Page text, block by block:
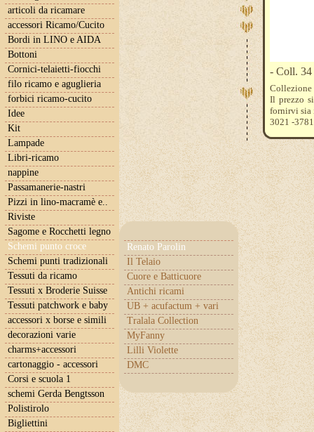
articoli da ricamare
accessori Ricamo/Cucito
Bordi in LINO e AIDA
Bottoni
Cornici-telaietti-fiocchi
filo ricamo e aguglieria
forbici ricamo-cucito
Idee
Kit
Lampade
Libri-ricamo
nappine
Passamanerie-nastri
Pizzi in lino-macramè e..
Riviste
Sagome e Rocchetti legno
Schemi punto croce
Renato Parolin
Il Telaio
Cuore e Batticuore
Antichi ricami
UB + acufactum + vari
Tralala Collection
MyFanny
Lilli Violette
DMC
Schemi punti tradizionali
Tessuti da ricamo
Tessuti x Broderie Suisse
Tessuti patchwork e baby
accessori x borse e simili
decorazioni varie
charms+accessori
cartonaggio - accessori
Corsi e scuola 1
schemi Gerda Bengtsson
Polistirolo
Bigliettini
- Coll. 34
Collezione
Il prezzo
fornirvi sia
3021 -